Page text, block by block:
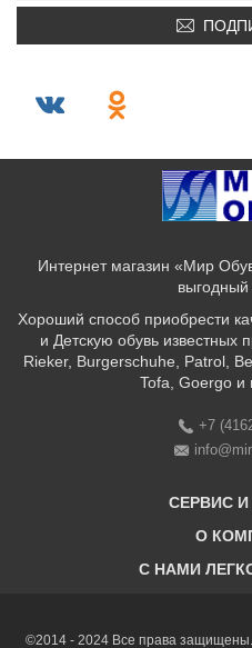
Интернет магазин «Мир
Хороший способ приобрести
и Детскую обувь известных
Rieker, Burgerschuhe, Patrol,
Tofa, Goergo и
+7
СЕРВИС
Бонусная
О
C НАМИ
©2014 - 2024 Все права